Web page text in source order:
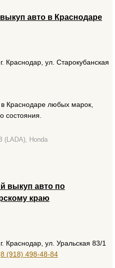
авто в Краснодаре
Краснодар, ул. Старокубанская
Краснодаре любых марок,
состояния.
(LADA), Honda
выкуп авто по
краю
Краснодар, ул. Уральская 83/1
8 (918) 498-48-84